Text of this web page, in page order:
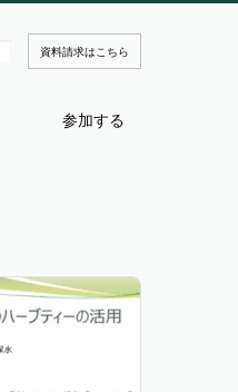
資料請求はこちら
参加する